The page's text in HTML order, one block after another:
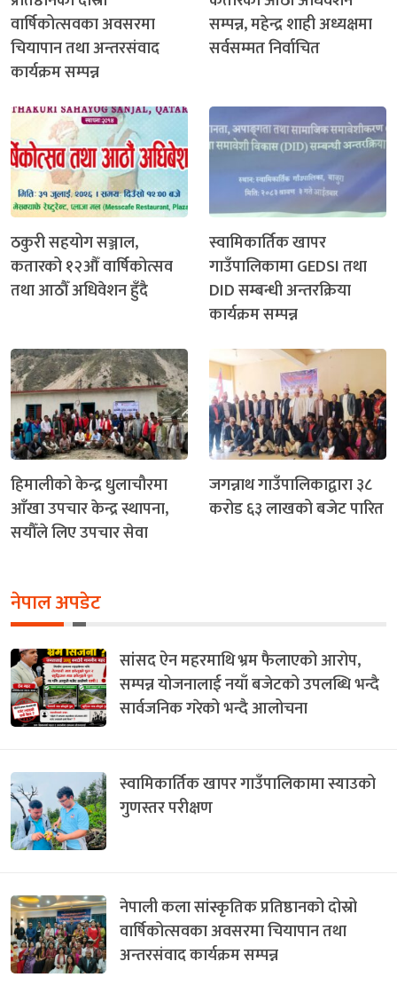
वार्षिकोत्सवका अवसरमा
चियापान तथा अन्तरसंवाद
कार्यक्रम सम्पन्न
सम्पन्न, महेन्द्र शाही अध्यक्षमा
सर्वसम्मत निर्वाचित
ठकुरी सहयोग सञ्जाल,
कतारको १२औँ वार्षिकोत्सव
तथा आठौँ अधिवेशन हुँदै
स्वामिकार्तिक खापर
गाउँपालिकामा GEDSI तथा
DID सम्बन्धी अन्तरक्रिया
कार्यक्रम सम्पन्न
हिमालीको केन्द्र धुलाचौरमा
आँखा उपचार केन्द्र स्थापना,
सयौँले लिए उपचार सेवा
जगन्नाथ गाउँपालिकाद्वारा ३८
करोड ६३ लाखको बजेट पारित
नेपाल अपडेट
सांसद ऐन महरमाथि भ्रम फैलाएको आरोप,
सम्पन्न योजनालाई नयाँ बजेटको उपलब्धि भन्दै
सार्वजनिक गरेको भन्दै आलोचना
स्वामिकार्तिक खापर गाउँपालिकामा स्याउको
गुणस्तर परीक्षण
नेपाली कला सांस्कृतिक प्रतिष्ठानको दोस्रो
वार्षिकोत्सवका अवसरमा चियापान तथा
अन्तरसंवाद कार्यक्रम सम्पन्न